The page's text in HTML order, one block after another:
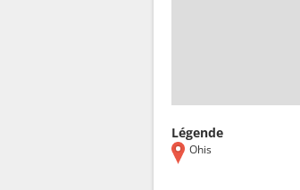
Légende
Ohis